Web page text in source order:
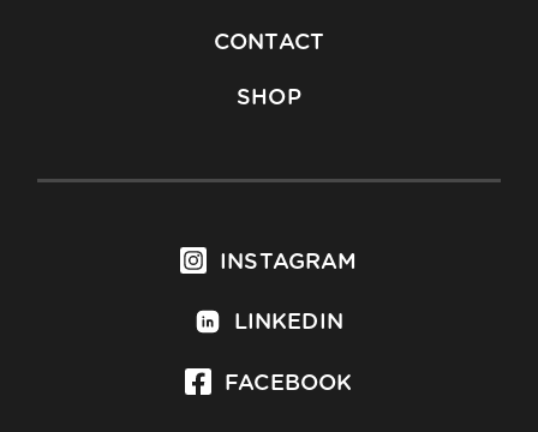
CONTACT
SHOP
INSTAGRAM
LINKEDIN
FACEBOOK